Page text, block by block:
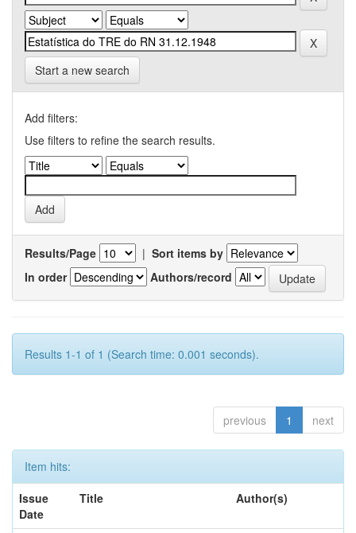
Start a new search
Add filters:
Use filters to refine the search results.
Results/Page | Sort items by
In order
Authors/record
Results 1-1 of 1 (Search time: 0.001 seconds).
previous 1 next
Item hits:
Issue
Date
Title Author(s)